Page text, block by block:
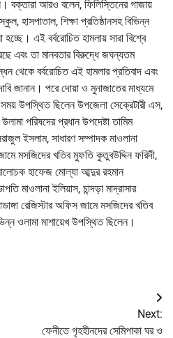
বক্তারা আরও বলেন, ফিলিস্তিনের গাজায়
হাসপাতাল, শিক্ষা প্রতিষ্ঠানসহ বিভিন্ন
এই বর্বরোচিত হামলায় সারা বিশ্বে
এবং তা মানবতার বিরুদ্ধে জঘন্যতম
থেকে বর্বরোচিত এই হামলার প্রতিবাদ এবং
জানান। পরে দোয়া ও মুনাজাতের মাধ্যমে
উপস্থিত ছিলেন উপজেলা সেক্রেটারী এস,
পরিষদের প্রধান উপদেষ্টা তামিম
ইসলাম, সাধারণ সম্পাদক মাওলানা
মসজিদের খতিব মুফতি কুতুবউদ্দিন ফরিদী,
আলোচক হাফেজ মোল্যা আব্দুর রহমান
মাওলানা ইলিয়াস, চান্দড়া মাদ্রাসার
রেজিস্টার অফিস জামে মসজিদের খতিব
ওলামা মাশায়েখ উপস্থিত ছিলেন।
Next:
ফেনীতে গৃহহীনদের সেমিপাকা ঘর ও